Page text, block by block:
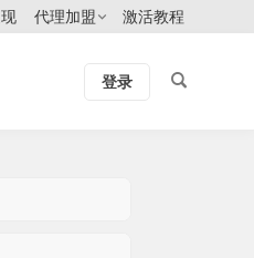
代理加盟 激活教程
登录